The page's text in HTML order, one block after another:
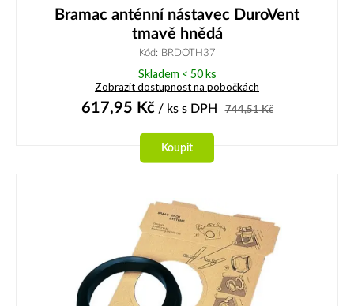
Bramac anténní nástavec DuroVent
tmavě hnědá
Kód: BRDOTH37
Skladem < 50 ks
Zobrazit dostupnost na pobočkách
617,95 Kč/ ks s DPH 744,51Kč
Koupit